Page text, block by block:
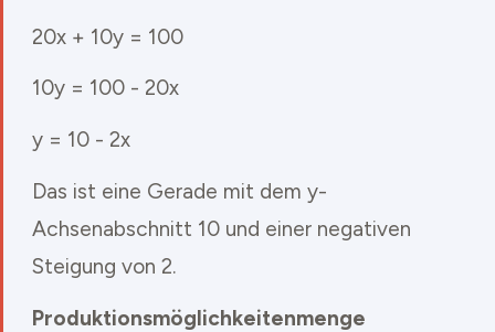
20x + 10y = 100
10y = 100 - 20x
y = 10 - 2x
Das ist eine Gerade mit dem y-
Achsenabschnitt 10 und einer negativen
Steigung von 2.
Produktionsmöglichkeitenmenge